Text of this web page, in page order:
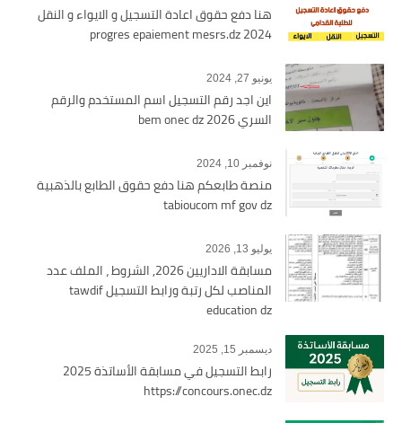
هنا دفع حقوق اعادة التسجيل و الايواء و النقل
2024 progres epaiement mesrs.dz
يونيو 27, 2024
اين اجد رقم التسجيل اسم المستخدم والرقم
السري bem onec dz 2026
نوفمبر 10, 2024
منصة طابعكم هنا دفع حقوق الطابع بالذهبية
tabioucom mf gov dz
يوليو 13, 2026
مسابقة الاداريين 2026, الشروط ، الملف عدد
المناصب لكل رتبة ورابط التسجيل tawdif
education dz
ديسمبر 15, 2025
رابط التسجيل في مسابقة الأساتذة 2025
https://concours.onec.dz